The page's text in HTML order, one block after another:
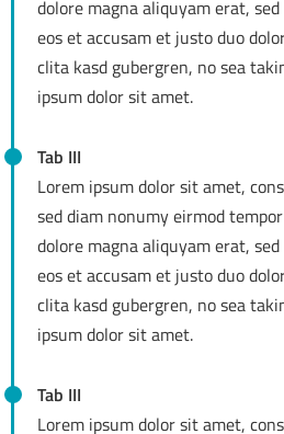
dolore magna aliquyam erat,
eos et accusam et justo duo
clita kasd gubergren, no sea
ipsum dolor sit amet.
Tab III
Lorem ipsum dolor sit amet,
sed diam nonumy eirmod
dolore magna aliquyam erat,
eos et accusam et justo duo
clita kasd gubergren, no sea
ipsum dolor sit amet.
Tab III
Lorem ipsum dolor sit amet,